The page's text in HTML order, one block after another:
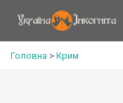
Головна > Крим